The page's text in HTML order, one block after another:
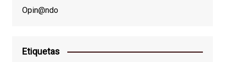
Opin@ndo
Etiquetas